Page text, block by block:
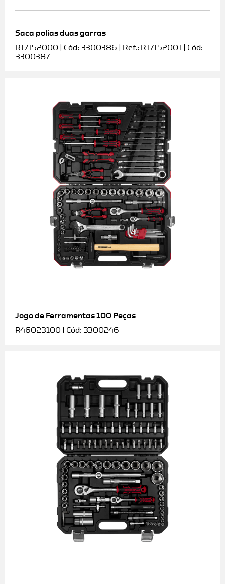
Saca polias duas garras
R17152000 | Cód: 3300386 | Ref.: R17152001 | Cód:
3300387
Jogo de Ferramentas 100 Peças
R46023100 | Cód: 3300246